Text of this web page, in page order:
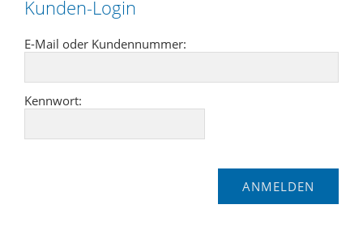
Kunden-Login
E-Mail oder Kundennummer:
Kennwort: